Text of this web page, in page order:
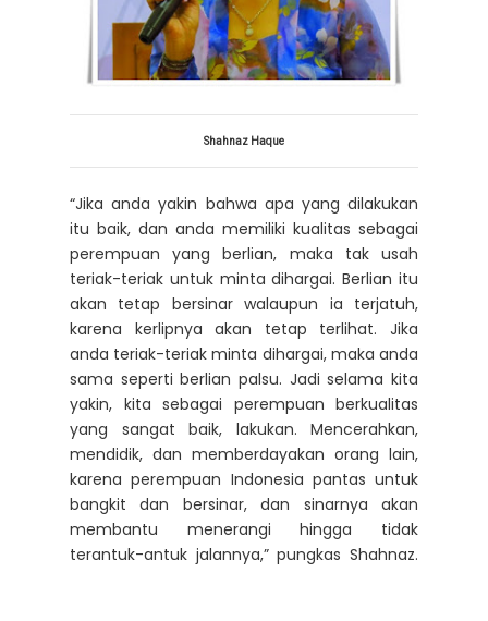
Shahnaz Haque
“Jika anda yakin bahwa apa yang dilakukan
itu baik, dan anda memiliki kualitas sebagai
perempuan yang berlian, maka tak usah
teriak-teriak untuk minta dihargai. Berlian itu
akan tetap bersinar walaupun ia terjatuh,
karena kerlipnya akan tetap terlihat. Jika
anda teriak-teriak minta dihargai, maka anda
sama seperti berlian palsu. Jadi selama kita
yakin, kita sebagai perempuan berkualitas
yang sangat baik, lakukan. Mencerahkan,
mendidik, dan memberdayakan orang lain,
karena perempuan Indonesia pantas untuk
bangkit dan bersinar, dan sinarnya akan
membantu menerangi hingga tidak
terantuk-antuk jalannya,” pungkas Shahnaz.